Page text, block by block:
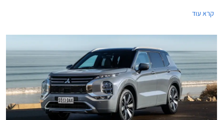
בשווי של עד 5,487 ₪. המבצע ייערך עד לתאריך 31 במרץ 2026.
קרא עוד